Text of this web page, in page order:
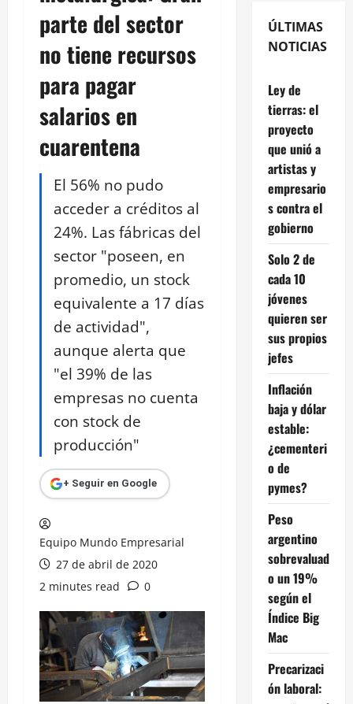
parte del sector
no tiene recursos
para pagar
salarios en
cuarentena
El 56% no pudo
acceder a créditos al
24%. Las fábricas del
sector "poseen, en
promedio, un stock
equivalente a 17 días
de actividad",
aunque alerta que
"el 39% de las
empresas no cuenta
con stock de
producción"
+ Seguir en Google
Equipo Mundo Empresarial
27 de abril de 2020
2 minutes read
0
ÚLTIMAS
NOTICIAS
Ley de
tierras: el
proyecto
que unió a
artistas y
empresario
s contra el
gobierno
Solo 2 de
cada 10
jóvenes
quieren ser
sus propios
jefes
Inflación
baja y dólar
estable:
¿cementeri
o de
pymes?
Peso
argentino
sobrevaluad
o un 19%
según el
Índice Big
Mac
Precarizaci
ón laboral: